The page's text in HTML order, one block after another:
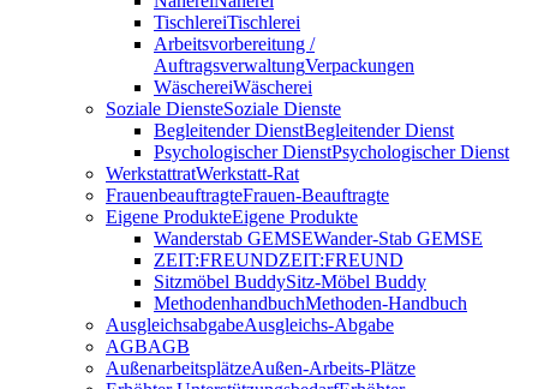
TischlereiTischlerei
Arbeitsvorbereitung /
AuftragsverwaltungVerpackungen
WäschereiWäscherei
Soziale DiensteSoziale Dienste
Begleitender DienstBegleitender Dienst
Psychologischer DienstPsychologischer Dienst
WerkstattratWerkstatt-Rat
FrauenbeauftragteFrauen-Beauftragte
Eigene ProdukteEigene Produkte
Wanderstab GEMSEWander-Stab GEMSE
ZEIT:FREUNDZEIT:FREUND
Sitzmöbel BuddySitz-Möbel Buddy
MethodenhandbuchMethoden-Handbuch
AusgleichsabgabeAusgleichs-Abgabe
AGBAGB
AußenarbeitsplätzeAußen-Arbeits-Plätze